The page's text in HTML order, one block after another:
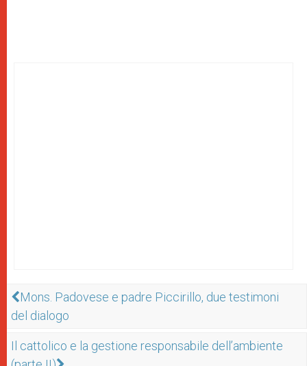
Mons. Padovese e padre Piccirillo, due testimoni
del dialogo
Il cattolico e la gestione responsabile dell’ambiente